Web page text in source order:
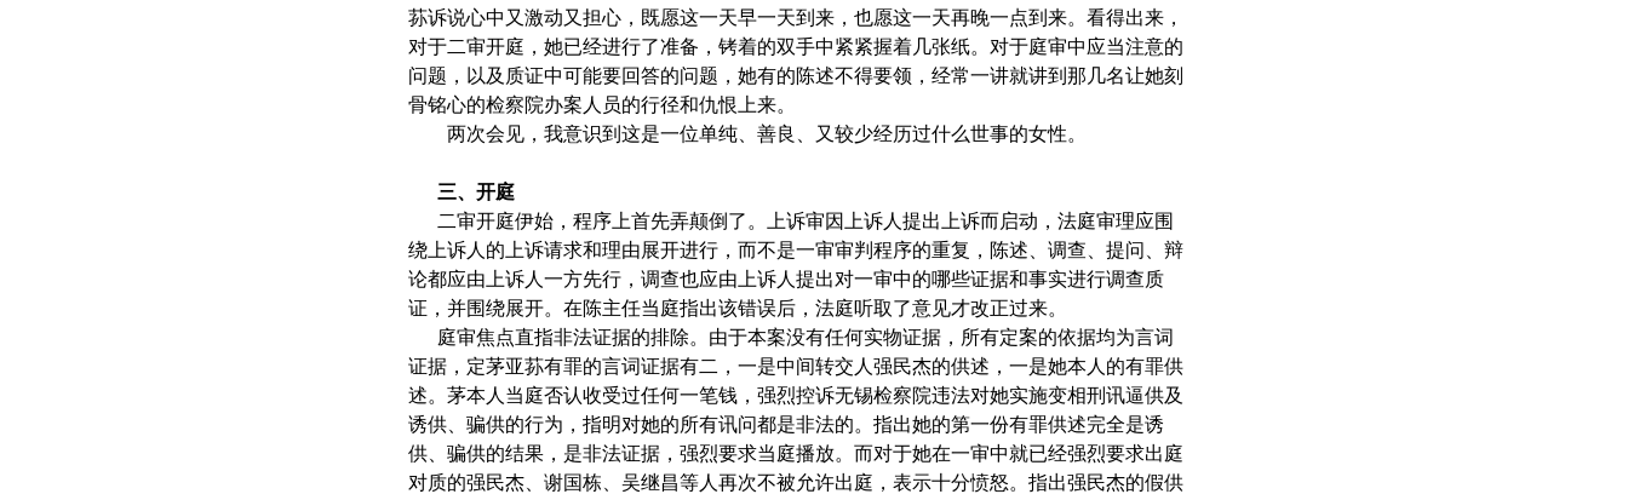
荪诉说心中又激动又担心，既愿这一天早一天到来，也愿这一天再晚一点到来。看得出来，
对于二审开庭，她已经进行了准备，铐着的双手中紧紧握着几张纸。对于庭审中应当注意的
问题，以及质证中可能要回答的问题，她有的陈述不得要领，经常一讲就讲到那几名让她刻
骨铭心的检察院办案人员的行径和仇恨上来。
两次会见，我意识到这是一位单纯、善良、又较少经历过什么世事的女性。
三、开庭
二审开庭伊始，程序上首先弄颠倒了。上诉审因上诉人提出上诉而启动，法庭审理应围
绕上诉人的上诉请求和理由展开进行，而不是一审审判程序的重复，陈述、调查、提问、辩
论都应由上诉人一方先行，调查也应由上诉人提出对一审中的哪些证据和事实进行调查质
证，并围绕展开。在陈主任当庭指出该错误后，法庭听取了意见才改正过来。
庭审焦点直指非法证据的排除。由于本案没有任何实物证据，所有定案的依据均为言词
证据，定茅亚荪有罪的言词证据有二，一是中间转交人强民杰的供述，一是她本人的有罪供
述。茅本人当庭否认收受过任何一笔钱，强烈控诉无锡检察院违法对她实施变相刑讯逼供及
诱供、骗供的行为，指明对她的所有讯问都是非法的。指出她的第一份有罪供述完全是诱
供、骗供的结果，是非法证据，强烈要求当庭播放。而对于她在一审中就已经强烈要求出庭
对质的强民杰、谢国栋、吴继昌等人再次不被允许出庭，表示十分愤怒。指出强民杰的假供